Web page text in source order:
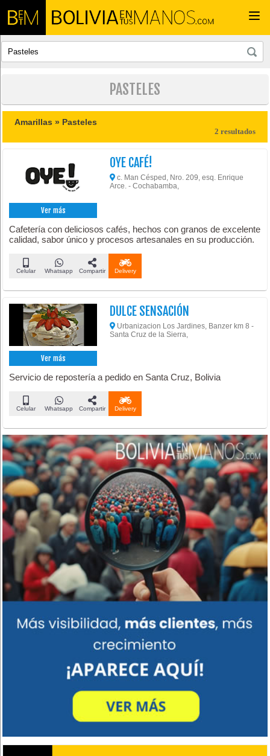
PASTELES
Amarillas » Pasteles
2 resultados
Ver más
OYE CAFÉ!
c. Man Césped, Nro. 209, esq. Enrique
Arce. - Cochabamba,
Cafetería con deliciosos cafés, hechos con granos de excelente
calidad, sabor único y procesos artesanales en su producción.
Celular Whatsapp Compartir Delivery
Ver más
DULCE SENSACIÓN
Urbanizacion Los Jardines, Banzer km 8 -
Santa Cruz de la Sierra,
Servicio de repostería a pedido en Santa Cruz, Bolivia
Celular Whatsapp Compartir Delivery